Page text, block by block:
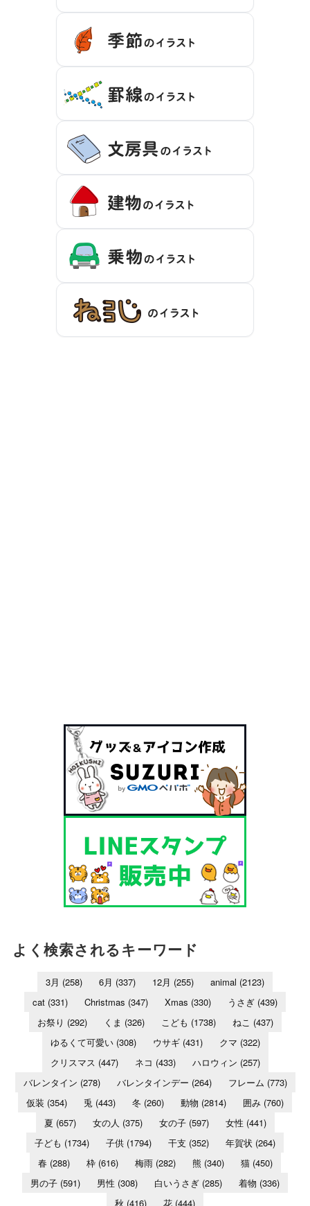
よく検索されるキーワード
3月 (258) 6月 (337) 12月 (255) animal (2123)
cat (331) Christmas (347) Xmas (330) うさぎ (439)
お祭り (292) くま (326) こども (1738) ねこ (437)
ゆるくて可愛い(308) ウサギ(431) クマ (322)
クリスマス (447) ネコ (433) ハロウィン (257)
バレンタイン (278) バレンタインデー (264) フレーム (773)
仮装 (354) 兎 (443) 冬 (260) 動物 (2814) 囲み (760)
夏 (657) 女の人 (375) 女の子(597) 女性 (441)
子ども (1734) 子供 (1794) 干支 (352) 年賀状 (264)
春(288) 枠(616) 梅雨(282) 熊 (340) 猫(450)
男の子 (591) 男性 (308) 白いうさぎ (285) 着物 (336)
秋 (416) 花 (444)